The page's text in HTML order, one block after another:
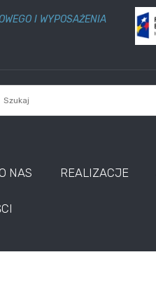
I WYPOSAŻENIA
O NAS REALIZACJE